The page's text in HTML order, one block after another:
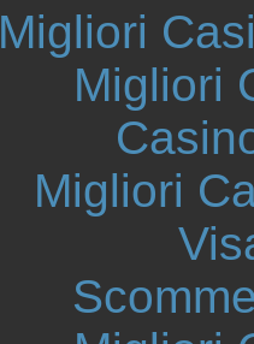
Migliori
Migliori
Migliori